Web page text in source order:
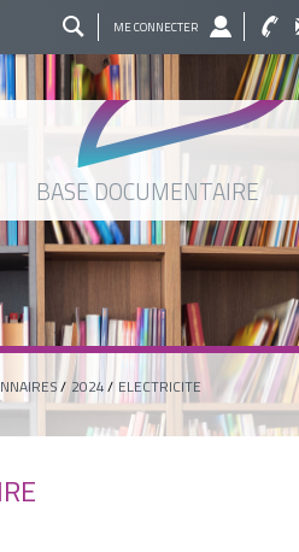
ME CONNECTER
BASE DOCUMENTAIRE
2024 ELECTRICITE